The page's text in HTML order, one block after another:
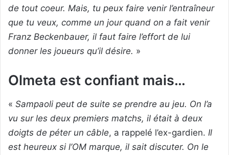
de tout coeur. Mais, tu peux faire venir l’entraîneur
que tu veux, comme un jour quand on a fait venir
Franz Beckenbauer, il faut faire l’effort de lui
donner les joueurs qu’il désire. »
Olmeta est confiant mais…
« Sampaoli peut de suite se prendre au jeu. On l’a
vu sur les deux premiers matchs, il était à deux
doigts de péter un câble, a rappelé l’ex-gardien. Il
est heureux si l’OM marque, il sait discuter. On le